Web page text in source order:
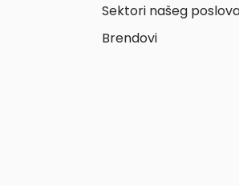
Sektori našeg
Brendovi